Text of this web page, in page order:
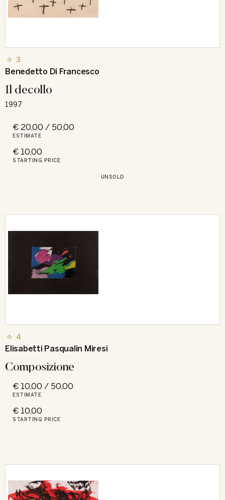
3
Benedetto Di Francesco
Il decollo
1997
€ 20,00 / 50,00
ESTIMATE
€ 10,00
STARTING PRICE
UNSOLD
4
Elisabetti Pasqualin Miresi
Composizione
€ 10,00 / 50,00
ESTIMATE
€ 10,00
STARTING PRICE